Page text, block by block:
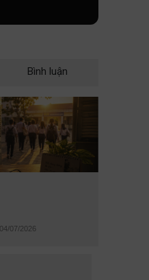
Bình luận
04/07/2026